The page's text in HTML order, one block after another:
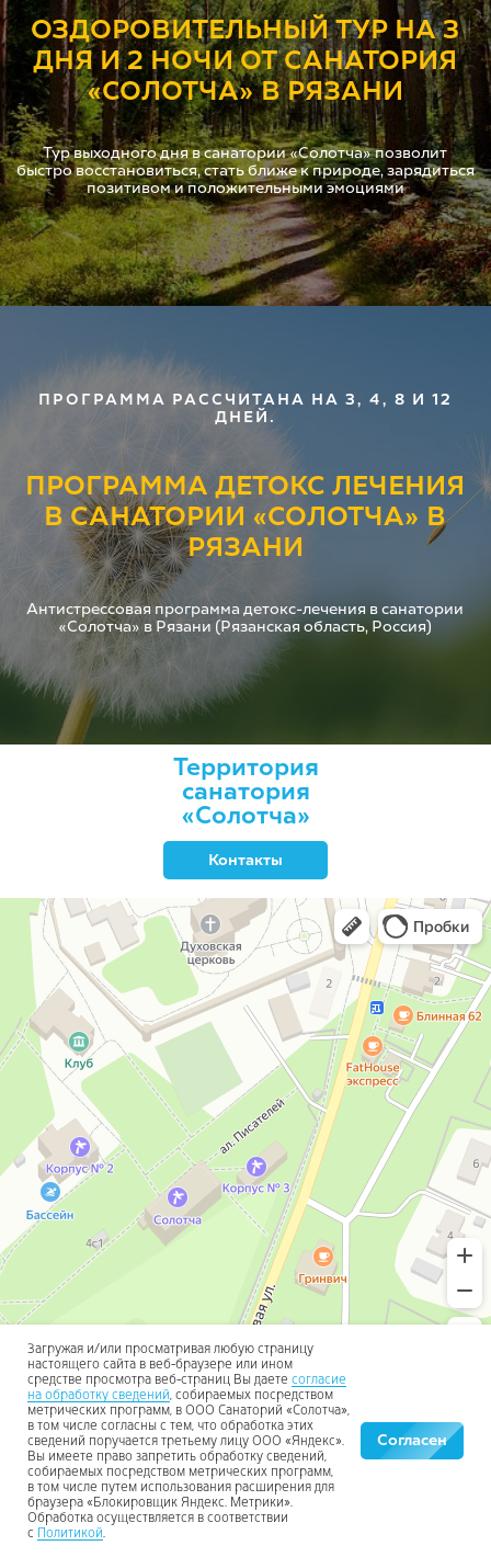
ОЗДОРОВИТЕЛЬНЫЙ ТУР НА 3
ДНЯ И 2 НОЧИ ОТ САНАТОРИЯ
«СОЛОТЧА» В РЯЗАНИ
Тур выходного дня в санатории «Солотча» позволит
быстро восстановиться, стать ближе к природе, зарядиться
позитивом и положительными эмоциями
ПРОГРАММА РАССЧИТАНА НА 3, 4, 8 И 12
ДНЕЙ.
ПРОГРАММА ДЕТОКС ЛЕЧЕНИЯ
В САНАТОРИИ «СОЛОТЧА» В
РЯЗАНИ
Антистрессовая программа детокс-лечения в санатории
«Солотча» в Рязани (Рязанская область, Россия)
Территория
санатория
«Солотча»
Контакты
Загружая и/или просматривая любую страницу
настоящего сайта в веб-браузере или ином
средстве просмотра веб-страниц Вы даете согласие
на обработку сведений , собираемых посредством
метрических программ, в ООО Санаторий «Солотча»,
в том числе согласны с тем, что обработка этих
сведений поручается третьему лицу ООО «Яндекс».
Вы имеете право запретить обработку сведений,
собираемых посредством метрических программ,
в том числе путем использования расширения для
браузера «Блокировщик Яндекс. Метрики».
Обработка осуществляется в соответствии
с Политикой
Согласен